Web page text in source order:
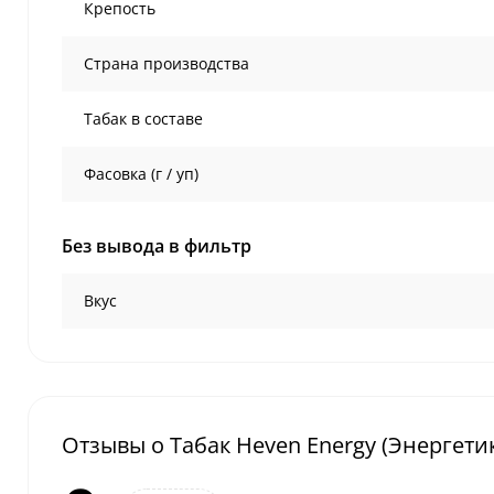
Крепость
Страна производства
Табак в составе
Фасовка (г / уп)
Без вывода в фильтр
Вкус
Отзывы о Табак Heven Energy